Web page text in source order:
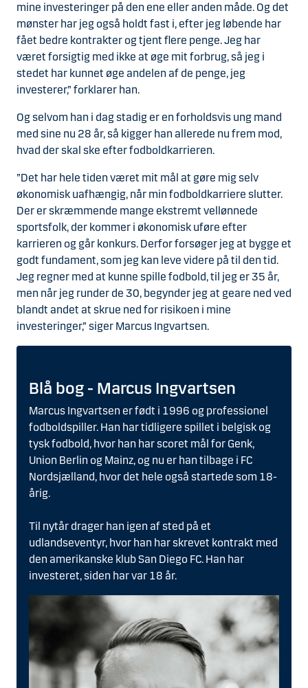
mine investeringer på den ene eller anden måde. Og det
mønster har jeg også holdt fast i, efter jeg løbende har
fået bedre kontrakter og tjent flere penge. Jeg har
været forsigtig med ikke at øge mit forbrug, så jeg i
stedet har kunnet øge andelen af de penge, jeg
investerer,” forklarer han.
Og selvom han i dag stadig er en forholdsvis ung mand
med sine nu 28 år, så kigger han allerede nu frem mod,
hvad der skal ske efter fodboldkarrieren.
”Det har hele tiden været mit mål at gøre mig selv
økonomisk uafhængig, når min fodboldkarriere slutter.
Der er skræmmende mange ekstremt vellønnede
sportsfolk, der kommer i økonomisk uføre efter
karrieren og går konkurs. Derfor forsøger jeg at bygge et
godt fundament, som jeg kan leve videre på til den tid.
Jeg regner med at kunne spille fodbold, til jeg er 35 år,
men når jeg runder de 30, begynder jeg at geare ned ved
blandt andet at skrue ned for risikoen i mine
investeringer,” siger Marcus Ingvartsen.
Blå bog - Marcus Ingvartsen
Marcus Ingvartsen er født i 1996 og professionel
fodboldspiller. Han har tidligere spillet i belgisk og
tysk fodbold, hvor han har scoret mål for Genk,
Union Berlin og Mainz, og nu er han tilbage i FC
Nordsjælland, hvor det hele også startede som 18-
årig.
Til nytår drager han igen af sted på et
udlandseventyr, hvor han har skrevet kontrakt med
den amerikanske klub San Diego FC. Han har
investeret, siden har var 18 år.